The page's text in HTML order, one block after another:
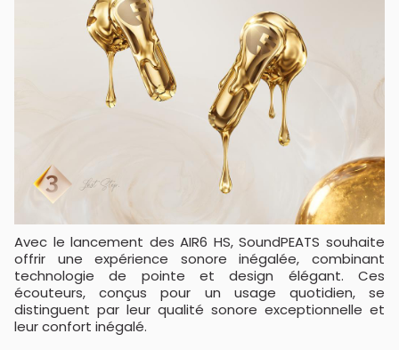
Avec le lancement des AIR6 HS, SoundPEATS souhaite
offrir une expérience sonore inégalée, combinant
technologie de pointe et design élégant. Ces
écouteurs, conçus pour un usage quotidien, se
distinguent par leur qualité sonore exceptionnelle et
leur confort inégalé.